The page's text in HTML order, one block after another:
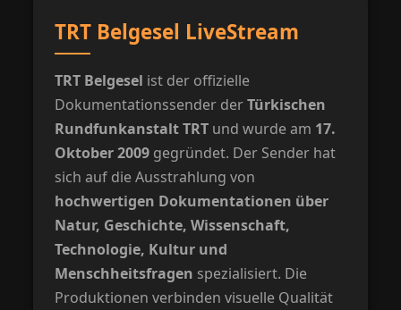
TRT Belgesel LiveStream
TRT Belgesel ist der offizielle
Dokumentationssender derTürkischen
Rundfunkanstalt TRT und wurde am 17.
Oktober 2009 gegründet. Der Sender hat
sich auf die Ausstrahlung von
hochwertigen Dokumentationen über
Natur, Geschichte, Wissenschaft,
Technologie, Kultur und
Menschheitsfragen spezialisiert. Die
Produktionen verbinden visuelle Qualität